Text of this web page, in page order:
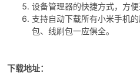
设备管理器的快捷方式，方
支持自动下载所有小米手机
包、线刷包一应俱全。
下载地址：